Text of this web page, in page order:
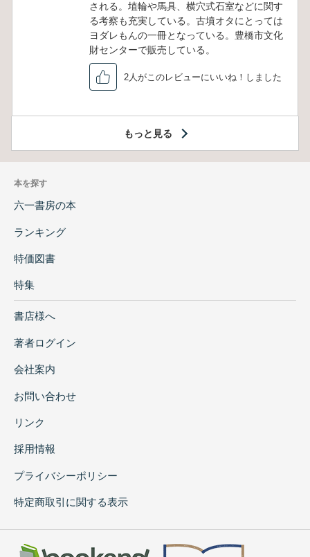
される。埴輪や馬具、横穴式石室などに関す
る考察も充実している。古墳オタにとっては
ヨダレもんの一冊となっている。豊橋市文化
財センターで販売している。
2人がこのレビューにいいね！しました
もっと見る
本を探す
六一書房の本
ランキング
特価図書
特集
書店様へ
著者ログイン
会社案内
お問い合わせ
リンク
採用情報
プライバシーポリシー
特定商取引に関する表示